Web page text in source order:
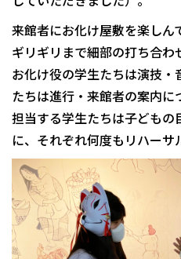
来館者にお化け屋敷を楽しん
ギリギリまで細部の打ち合わ
お化け役の学生たちは演技
たちは進行・来館者の案内に
担当する学生たちは子どもの
に、それぞれ何度もリハーサ